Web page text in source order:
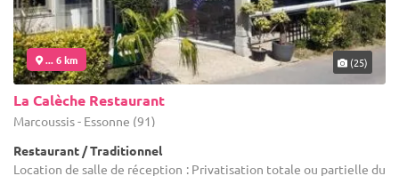
... 6 km (25)
La Calèche Restaurant
Marcoussis - Essonne (91)
Restaurant / Traditionnel
Location de salle de réception : Privatisation totale ou partielle du